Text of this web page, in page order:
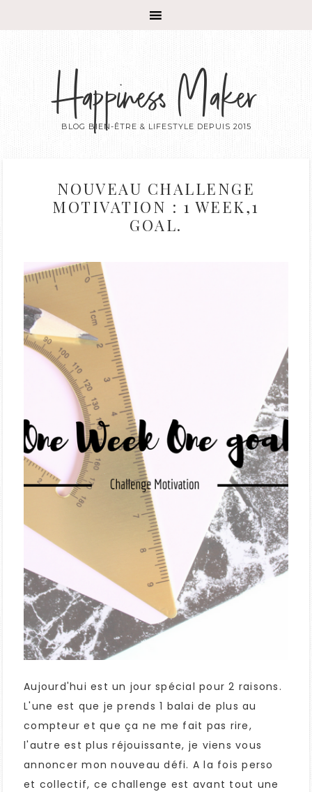
Happiness Maker
BLOG BIEN-ÊTRE & LIFESTYLE DEPUIS 2015
NOUVEAU CHALLENGE
MOTIVATION : 1 WEEK,1
GOAL.
Aujourd'hui est un jour spécial pour 2 raisons.
L'une est que je prends 1 balai de plus au
compteur et que ça ne me fait pas rire,
l'autre est plus réjouissante, je viens vous
annoncer mon nouveau défi. A la fois perso
et collectif, ce challenge est avant tout une